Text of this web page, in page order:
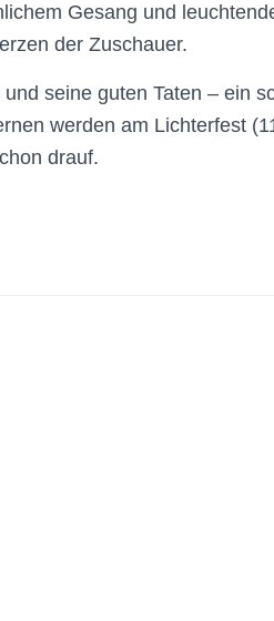
Gesang und
der Zuschauer.
und seine guten Taten – ein
werden am Lichterfest
drauf.